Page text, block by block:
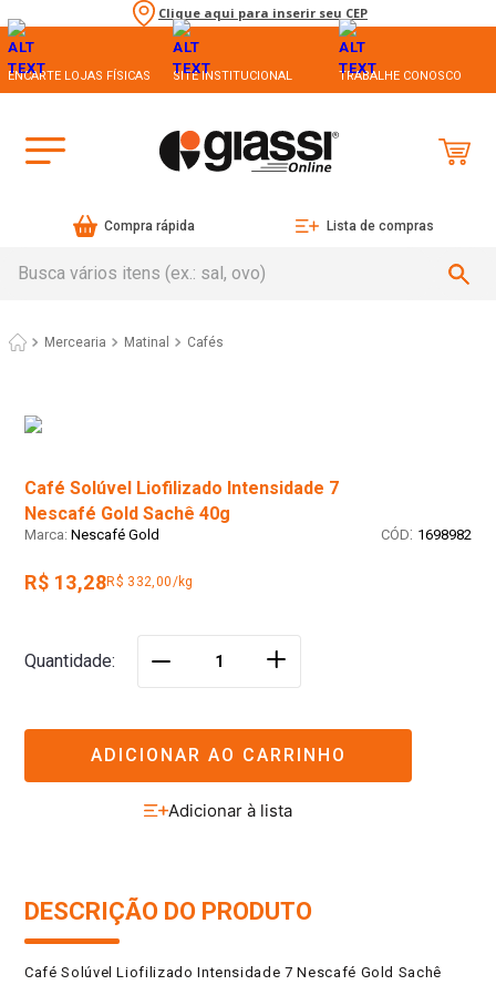
Clique aqui para inserir seu CEP
ENCARTE LOJAS FÍSICAS SITE INSTITUCIONAL TRABALHE CONOSCO
Compra rápida Lista de compras
Mercearia Matinal Cafés
Café Solúvel Liofilizado Intensidade 7
Nescafé Gold Sachê 40g
Nescafé Gold : 1698982
R$ 13,28R$ 332,00/kg
Quantidade ＋
ADICIONAR AO CARRINHO
DESCRIÇÃO DO PRODUTO
Café Solúvel Liofilizado Intensidade 7 Nescafé Gold Sachê